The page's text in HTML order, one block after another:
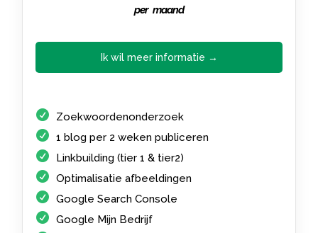
per maand
Ik wil meer informatie →
Zoekwoordenonderzoek
1 blog per 2 weken publiceren
Linkbuilding (tier 1 & tier2)
Optimalisatie afbeeldingen
Google Search Console
Google Mijn Bedrijf